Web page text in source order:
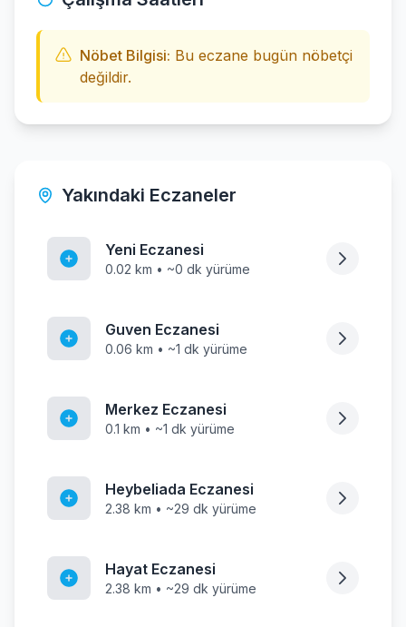
Nöbet Bilgisi: Bu eczane bugün nöbetçi
değildir.
Yakındaki Eczaneler
Yeni Eczanesi
0.02 km • ~0 dk yürüme
Guven Eczanesi
0.06 km • ~1 dk yürüme
Merkez Eczanesi
0.1 km • ~1 dk yürüme
Heybeliada Eczanesi
2.38 km • ~29 dk yürüme
Hayat Eczanesi
2.38 km • ~29 dk yürüme